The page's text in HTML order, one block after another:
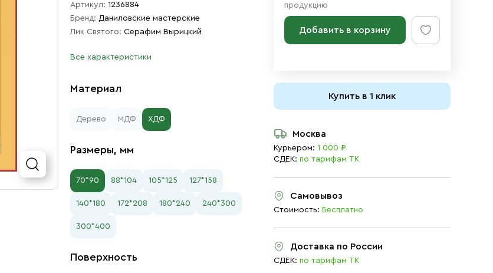
Артикул: 1236884
Бренд: Даниловские мастерские
Лик Святого: Серафим Вырицкий
Все характеристики
Материал
Дерево МДФ ХДФ
Размеры, мм
70*90 88*104 105*125 127*158
140*180 172*208 180*240 240*300
300*400
Поверхность
продукцию
Добавить в корзину
Купить в 1 клик
Москва
Курьером: 1 000 ₽
СДЕК: по тарифам ТК
Самовывоз
Стоимость: Бесплатно
Доставка по России
СДЕК: по тарифам ТК